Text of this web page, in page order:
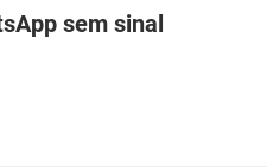
sem sinal